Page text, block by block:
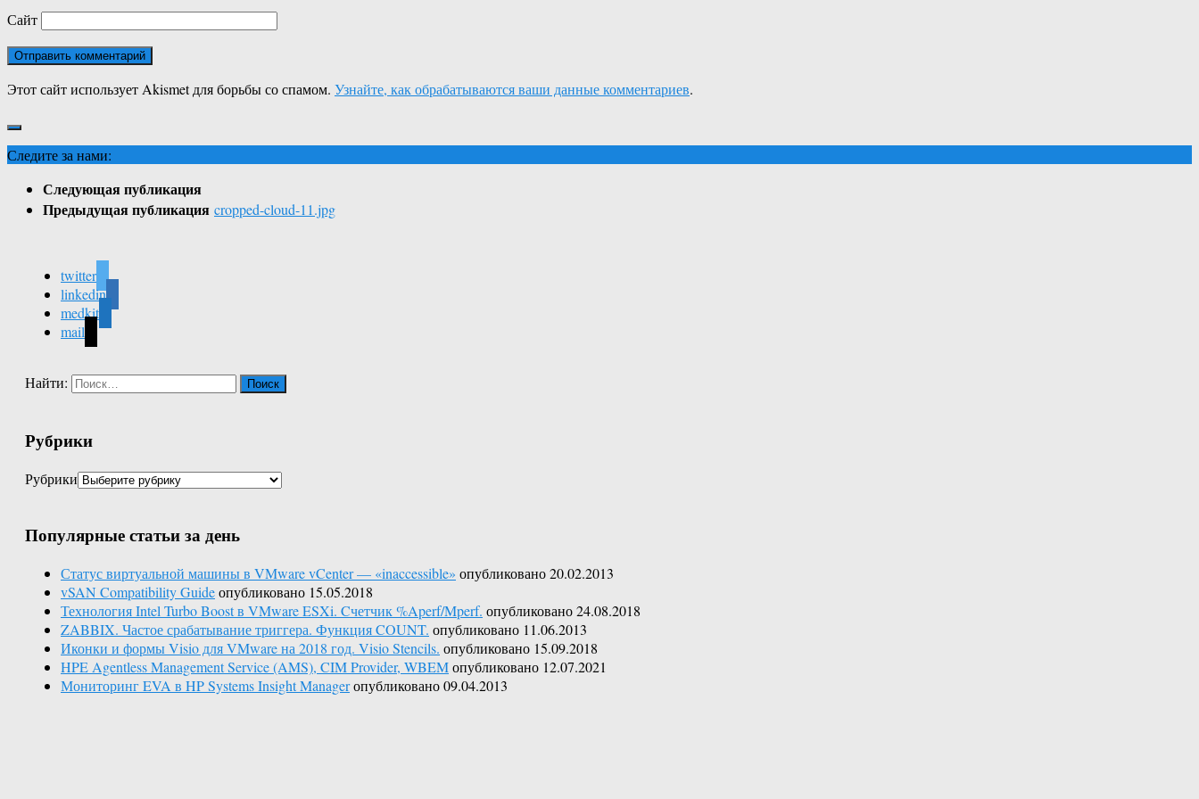
Сайт
Этот сайт использует Akismet для борьбы со спамом. Узнайте, как обрабатываются ваши данные комментариев.
Следите за нами:
Следующая публикация
Предыдущая публикация cropped-cloud-11.jpg
twitter
linkedin
medkit
mail
Найти:
Рубрики
Рубрики
Популярные статьи за день
Статус виртуальной машины в VMware vCenter — «inaccessible» опубликовано 20.02.2013
vSAN Compatibility Guideопубликовано 15.05.2018
Технология Intel Turbo Boost в VMware ESXi. Cчетчик %Aperf/Mperf. опубликовано 24.08.2018
ZABBIX. Частое срабатывание триггера. Функция COUNT. опубликовано 11.06.2013
Иконки и формы Visio для VMware на 2018 год. Visio Stencils. опубликовано 15.09.2018
HPE Agentless Management Service (AMS), CIM Provider, WBEMопубликовано 12.07.2021
Мониторинг EVA в HP Systems Insight Managerопубликовано 09.04.2013